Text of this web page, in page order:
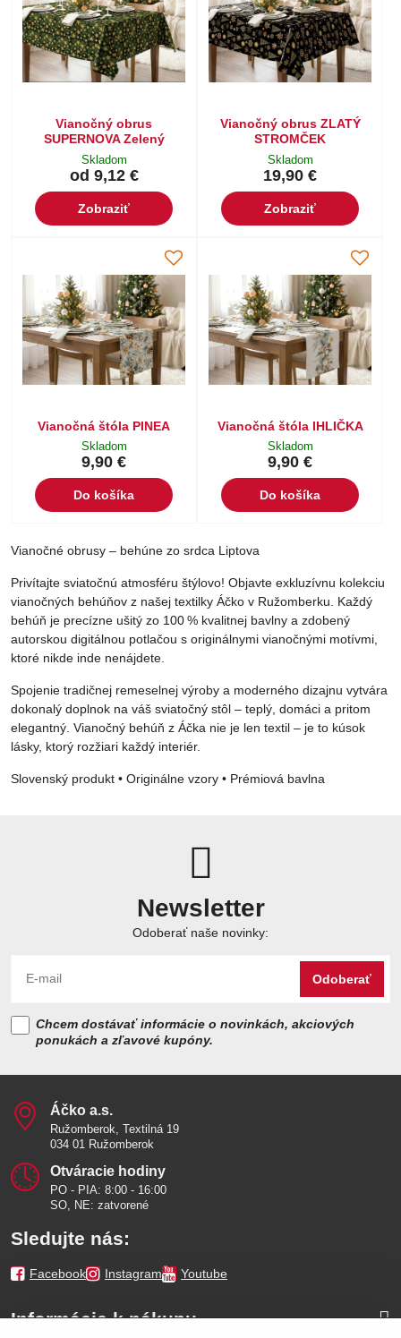
Vianočný obrus
SUPERNOVA Zelený
Skladom
od 9,12 €
Zobraziť
Vianočný obrus ZLATÝ
STROMČEK
Skladom
19,90 €
Zobraziť
Vianočná štóla PINEA
Skladom
9,90 €
Do košíka
Vianočná štóla IHLIČKA
Skladom
9,90 €
Do košíka
Vianočné obrusy – behúne zo srdca Liptova
Privítajte sviatočnú atmosféru štýlovo! Objavte exkluzívnu kolekciu
vianočných behúňov z našej textilky Áčko v Ružomberku. Každý
behúň je precízne ušitý zo 100 % kvalitnej bavlny a zdobený
autorskou digitálnou potlačou s originálnymi vianočnými motívmi,
ktoré nikde inde nenájdete.
Spojenie tradičnej remeselnej výroby a moderného dizajnu vytvára
dokonalý doplnok na váš sviatočný stôl – teplý, domáci a pritom
elegantný. Vianočný behúň z Áčka nie je len textil – je to kúsok
lásky, ktorý rozžiari každý interiér.
Slovenský produkt • Originálne vzory • Prémiová bavlna
Newsletter
Odoberať naše novinky:
Odoberať
Chcem dostávať informácie o novinkách, akciových
ponukách a zľavové kupóny.
Áčko a​.s​.
Ružomberok, Textilná 19
034 01 Ružomberok
Otváracie hodiny
PO - PIA: 8:00 - 16:00
SO, NE: zatvorené
Sledujte nás:
Facebook Instagram Youtube
Informácie k nákupu